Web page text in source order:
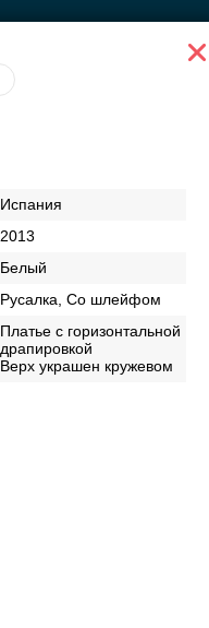
Испания
2013
Белый
Русалка, Со шлейфом
Платье с горизонтальной
драпировкой
Верх украшен кружевом